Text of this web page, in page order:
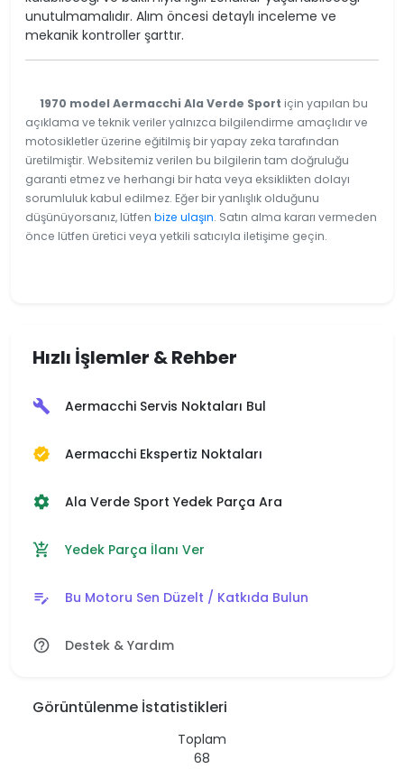
unutulmamalıdır. Alım öncesi detaylı inceleme ve
mekanik kontroller şarttır.
1970 model Aermacchi Ala Verde Sport için yapılan bu
açıklama ve teknik veriler yalnızca bilgilendirme amaçlıdır ve
motosikletler üzerine eğitilmiş bir yapay zeka tarafından
üretilmiştir. Websitemiz verilen bu bilgilerin tam doğruluğu
garanti etmez ve herhangi bir hata veya eksiklikten dolayı
sorumluluk kabul edilmez. Eğer bir yanlışlık olduğunu
düşünüyorsanız, lütfen bize ulaşın. Satın alma kararı vermeden
önce lütfen üretici veya yetkili satıcıyla iletişime geçin.
Hızlı İşlemler & Rehber
build Aermacchi Servis Noktaları Bul
verified Aermacchi Ekspertiz Noktaları
settings Ala Verde Sport Yedek Parça Ara
add_shopping_cart Yedek Parça İlanı Ver
edit_note Bu Motoru Sen Düzelt / Katkıda Bulun
help_outline Destek & Yardım
Görüntülenme İstatistikleri
Toplam
68